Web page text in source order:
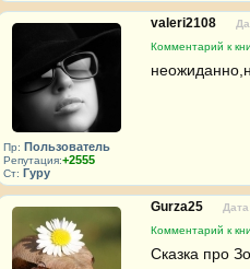
Пр: Пользователь
Репутация:+2555
Ст: Гуру
valeri2108
Комментарий к
Gurza25
Комментарий к
Сказка про